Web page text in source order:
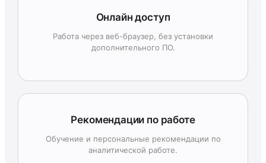
Онлайн доступ
Работа через веб-браузер, без установки
дополнительного ПО.
Рекомендации по работе
Обучение и персональные рекомендации по
аналитической работе.